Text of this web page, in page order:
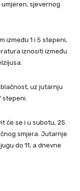
sjevernog
između 1 i 5 stepeni,
iznositi između
uz jutarnju
stepeni.
će se i u subotu, 25.
smjera. Jutarnje
do 11, a dnevne